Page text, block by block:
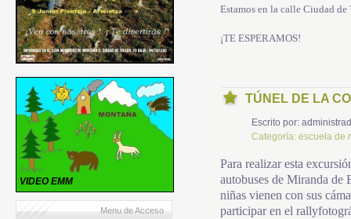
Estamos en la calle Ciudad
¡TE ESPERAMOS!
TÚNEL DE LA
Escrito por:
Categoría: escuela de
Para realizar esta
autobuses de Miranda de
niñas vienen con sus
participar en el
VIDEO EMM
Menu de Acceso